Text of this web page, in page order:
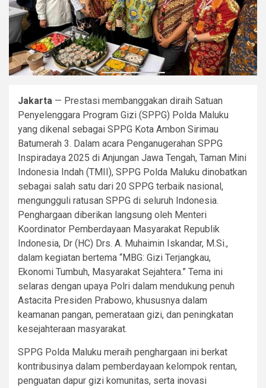
Jakarta — Prestasi membanggakan diraih Satuan
Penyelenggara Program Gizi (SPPG) Polda Maluku
yang dikenal sebagai SPPG Kota Ambon Sirimau
Batumerah 3. Dalam acara Penganugerahan SPPG
Inspiradaya 2025 di Anjungan Jawa Tengah, Taman Mini
Indonesia Indah (TMII), SPPG Polda Maluku dinobatkan
sebagai salah satu dari 20 SPPG terbaik nasional,
mengungguli ratusan SPPG di seluruh Indonesia.
Penghargaan diberikan langsung oleh Menteri
Koordinator Pemberdayaan Masyarakat Republik
Indonesia, Dr (HC) Drs. A. Muhaimin Iskandar, M.Si.,
dalam kegiatan bertema “MBG: Gizi Terjangkau,
Ekonomi Tumbuh, Masyarakat Sejahtera.” Tema ini
selaras dengan upaya Polri dalam mendukung penuh
Astacita Presiden Prabowo, khususnya dalam
keamanan pangan, pemerataan gizi, dan peningkatan
kesejahteraan masyarakat.
SPPG Polda Maluku meraih penghargaan ini berkat
kontribusinya dalam pemberdayaan kelompok rentan,
penguatan dapur gizi komunitas, serta inovasi